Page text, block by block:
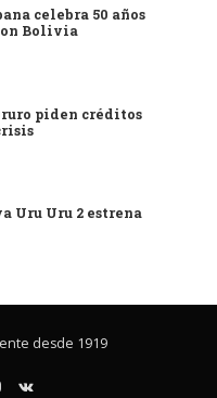
celebra 50 años
Bolivia
piden créditos
Uru Uru 2 estrena
desde 1919